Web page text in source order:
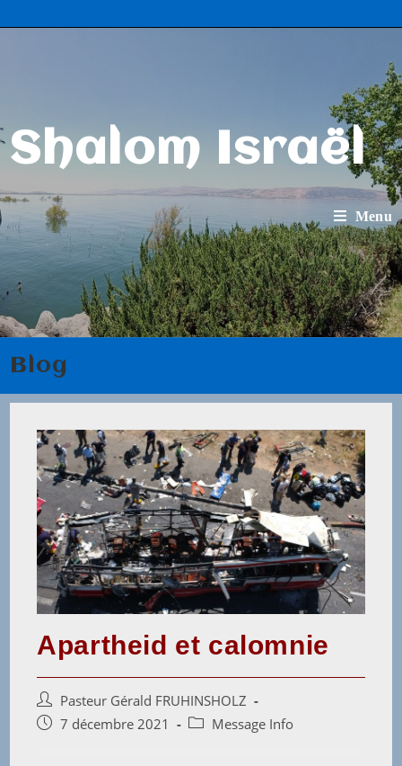
Shalom Israël
Menu
Blog
Apartheid et calomnie
Pasteur Gérald FRUHINSHOLZ
7 décembre 2021
Message Info